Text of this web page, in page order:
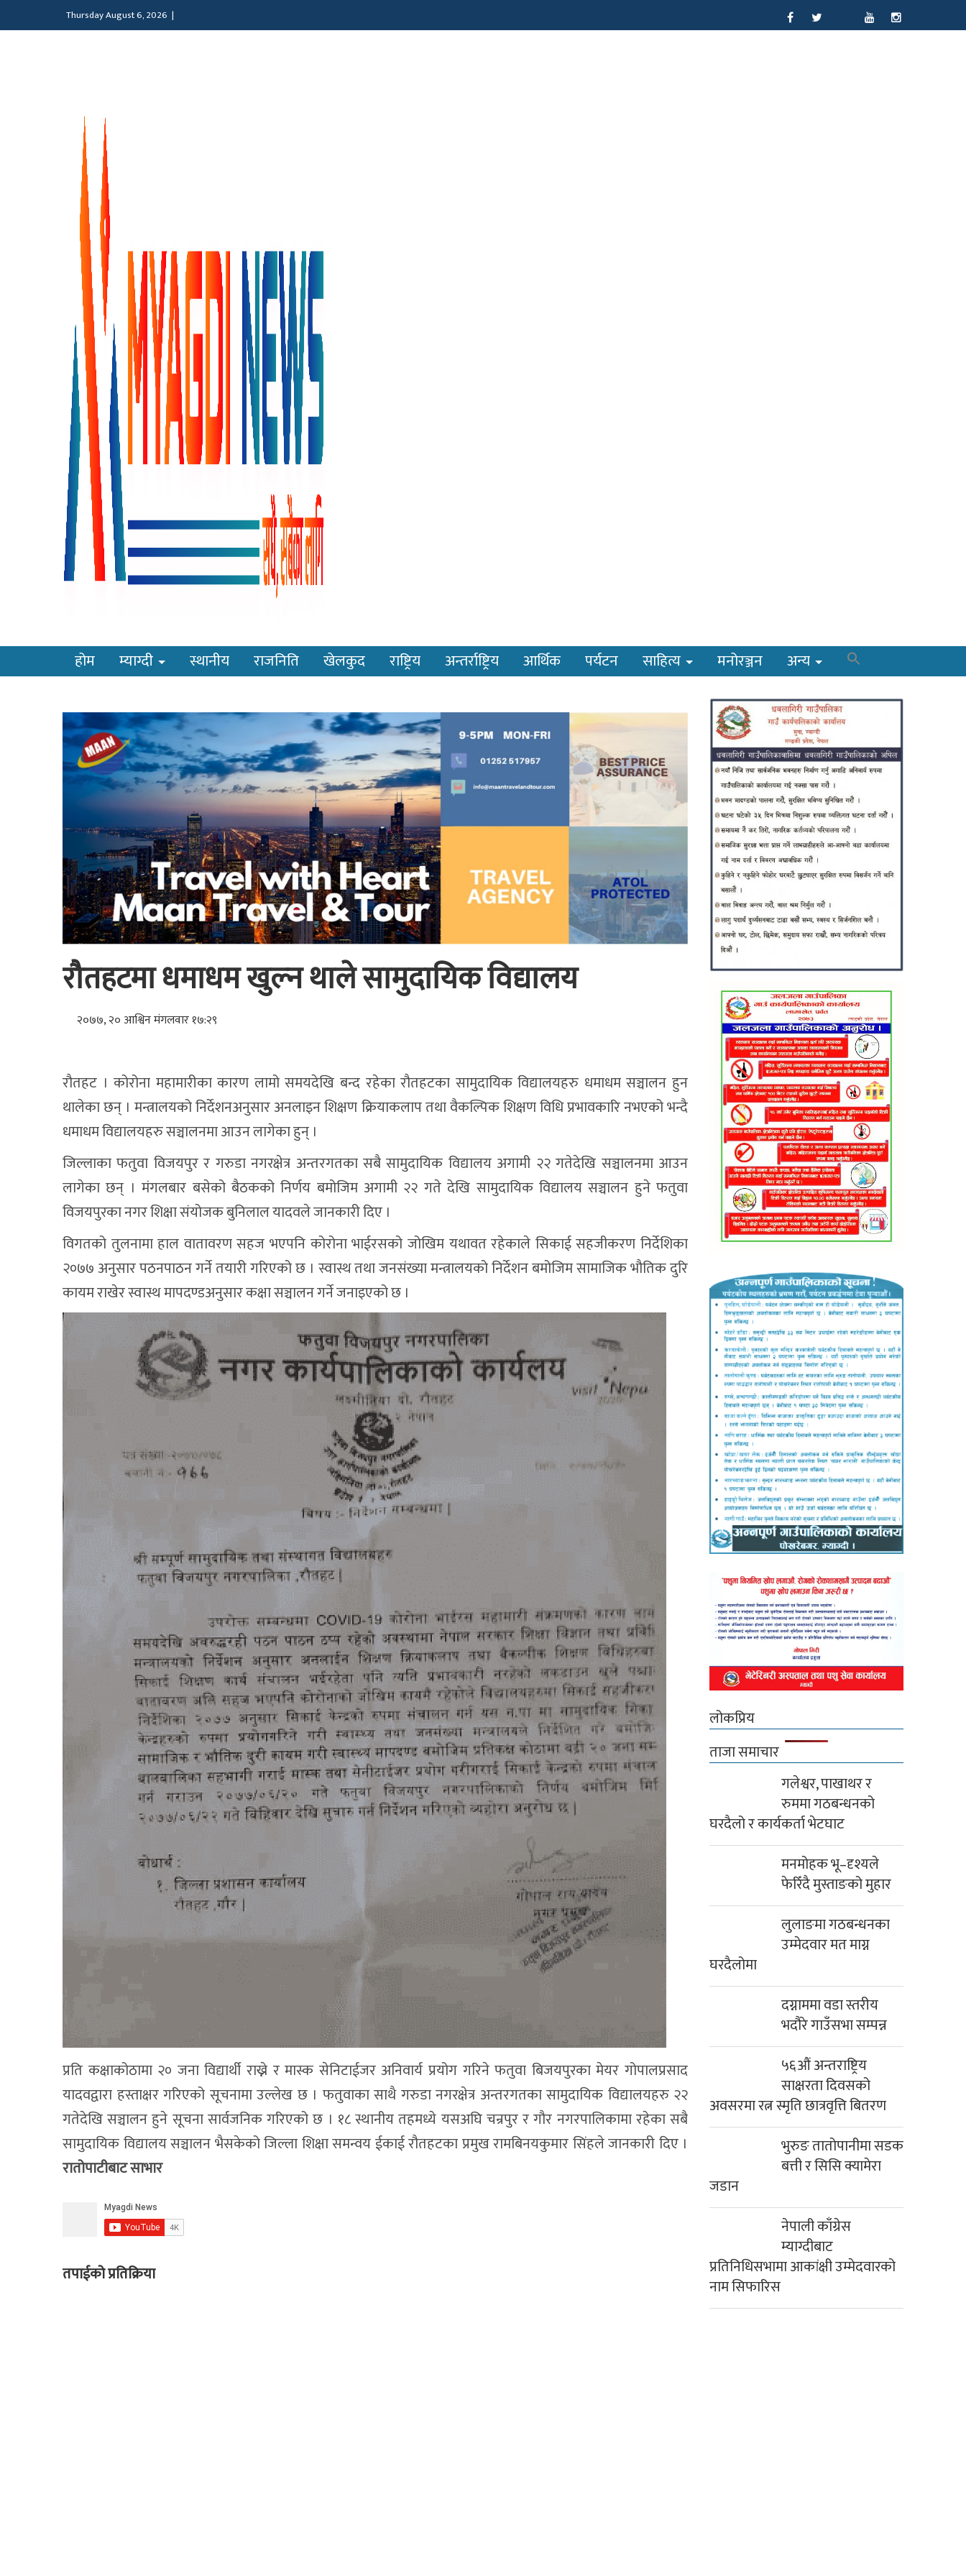
Thursday August 6, 2026 |
होम म्याग्दी स्थानीय राजनिति खेलकुद राष्ट्रिय अन्तर्राष्ट्रिय आर्थिक पर्यटन साहित्य मनोरञ्जन अन्य
रौतहटमा धमाधम खुल्न थाले सामुदायिक विद्यालय
२०७७, २० आश्विन मंगलवार १७:२९
रौतहट । कोरोना महामारीका कारण लामो समयदेखि बन्द रहेका रौतहटका सामुदायिक विद्यालयहरु धमाधम सञ्चालन हुन
थालेका छन् । मन्त्रालयको निर्देशनअनुसार अनलाइन शिक्षण क्रियाकलाप तथा वैकल्पिक शिक्षण विधि प्रभावकारि नभएको भन्दै
धमाधम विद्यालयहरु सञ्चालनमा आउन लागेका हुन् ।
जिल्लाका फतुवा विजयपुर र गरुडा नगरक्षेत्र अन्तरगतका सबै सामुदायिक विद्यालय अगामी २२ गतेदेखि सञ्चालनमा आउन
लागेका छन् । मंगलबार बसेको बैठकको निर्णय बमोजिम अगामी २२ गते देखि सामुदायिक विद्यालय सञ्चालन हुने फतुवा
विजयपुरका नगर शिक्षा संयोजक बुनिलाल यादवले जानकारी दिए ।
विगतको तुलनामा हाल वातावरण सहज भएपनि कोरोना भाईरसको जोखिम यथावत रहेकाले सिकाई सहजीकरण निर्देशिका
२०७७ अनुसार पठनपाठन गर्ने तयारी गरिएको छ । स्वास्थ तथा जनसंख्या मन्त्रालयको निर्देशन बमोजिम सामाजिक भौतिक दुरि
कायम राखेर स्वास्थ मापदण्डअनुसार कक्षा सञ्चालन गर्ने जनाइएको छ ।
प्रति कक्षाकोठामा २० जना विद्यार्थी राख्ने र मास्क सेनिटाईजर अनिवार्य प्रयोग गरिने फतुवा बिजयपुरका मेयर गोपालप्रसाद
यादवद्वारा हस्ताक्षर गरिएको सूचनामा उल्लेख छ । फतुवाका साथै गरुडा नगरक्षेत्र अन्तरगतका सामुदायिक विद्यालयहरु २२
गतेदेखि सञ्चालन हुने सूचना सार्वजनिक गरिएको छ । १८ स्थानीय तहमध्ये यसअघि चन्रपुर र गौर नगरपालिकामा रहेका सबै
सामुदायिक विद्यालय सञ्चालन भैसकेको जिल्ला शिक्षा समन्वय ईकाई रौतहटका प्रमुख रामबिनयकुमार सिंहले जानकारी दिए ।
रातोपाटीबाट साभार
तपाईको प्रतिक्रिया
लोकप्रिय
ताजा समाचार
गलेश्वर, पाखाथर र
रुममा गठबन्धनको
घरदैलो र कार्यकर्ता भेटघाट
मनमोहक भू–दृश्यले
फेरिँदै मुस्ताङको मुहार
लुलाङमा गठबन्धनका
उम्मेदवार मत माग्न
घरदैलोमा
दग्नाममा वडा स्तरीय
भदौरे गाउँसभा सम्पन्न
५६औं अन्तराष्ट्रिय
साक्षरता दिवसको
अवसरमा रत्न स्मृति छात्रवृत्ति बितरण
भुरुङ तातोपानीमा सडक
बत्ती र सिसि क्यामेरा
जडान
नेपाली काँग्रेस
म्याग्दीबाट
प्रतिनिधिसभामा आकांक्षी उम्मेदवारको
नाम सिफारिस